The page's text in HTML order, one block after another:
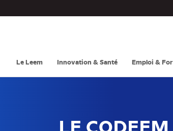
Le Leem Innovation & Santé Emploi &
LE CODEEM